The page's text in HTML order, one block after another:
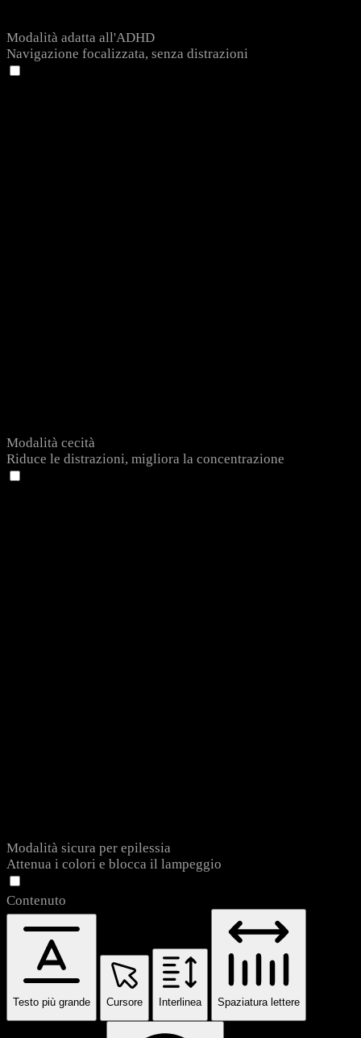
Modalità adatta all'ADHD
Navigazione focalizzata, senza distrazioni
Modalità cecità
Riduce le distrazioni, migliora la concentrazione
Modalità sicura per epilessia
Attenua i colori e blocca il lampeggio
Contenuto
Testo più grande Cursore Interlinea Spaziatura lettere